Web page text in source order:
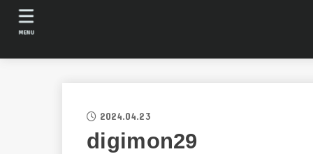
MENU
2024.04.23
digimon29